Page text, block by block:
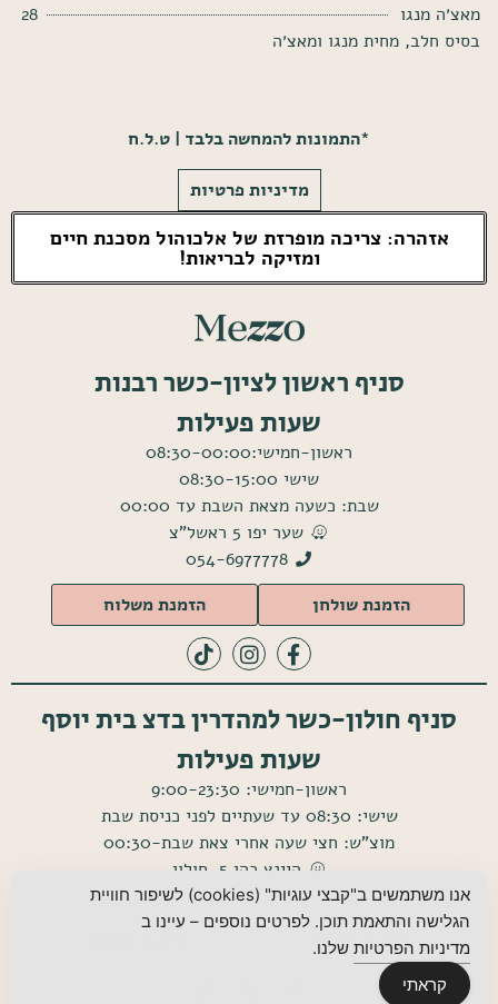
מאצ׳ה מנגו
28
בסיס חלב, מחית מנגו ומאצ׳ה
*התמונות להמחשה בלבד | ט.ל.ח
מדיניות פרטיות
אזהרה: צריכה מופרזת של אלכוהול מסכנת חיים
ומזיקה לבריאות!
סניף ראשון לציון-כשר רבנות
שעות פעילות
ראשון-חמישי:08:30-00:00
שישי 08:30-15:00
שבת: כשעה מצאת השבת עד 00:00
שער יפו 5 ראשל"צ
054-6977778
הזמנת שולחן
הזמנת משלוח
סניף חולון-כשר למהדרין בדצ בית יוסף
שעות פעילות
ראשון-חמישי: 9:00-23:30
שישי: 08:30 עד שעתיים לפני כניסת שבת
מוצ"ש: חצי שעה אחרי צאת שבת-00:30
היינץ כהן 5, חולון
054-6555355
הזמנת שולחן
אנו משתמשים ב"קבצי עוגיות" (cookies) לשיפור חוויית
הגלישה והתאמת תוכן. לפרטים נוספים – עיינו ב
מדיניות הפרטיות שלנו.
קראתי